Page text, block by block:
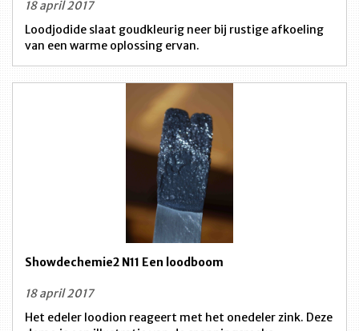
18 april 2017
Loodjodide slaat goudkleurig neer bij rustige afkoeling
van een warme oplossing ervan.
Showdechemie2 N11 Een loodboom
18 april 2017
Het edeler loodion reageert met het onedeler zink. Deze